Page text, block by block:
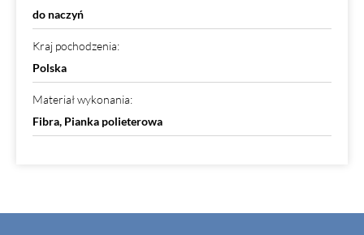
do naczyń
Kraj pochodzenia:
Polska
Materiał wykonania:
Fibra, Pianka polieterowa